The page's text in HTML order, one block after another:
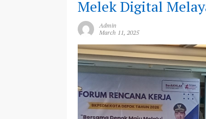
Melek Digital
Admin
March 11, 2025